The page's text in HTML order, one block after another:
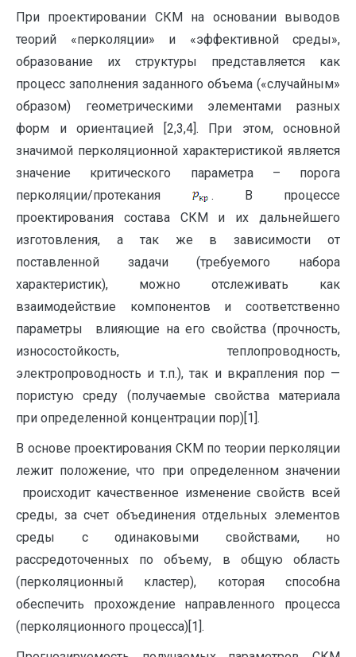
При проектировании СКМ на основании выводов
теорий «перколяции» и «эффективной среды»,
образование их структуры представляется как
процесс заполнения заданного объема («случайным»
образом) геометрическими элементами разных
форм и ориентацией [2,3,4]. При этом, основной
значимой перколяционной характеристикой является
значение критического параметра – порога
перколяции/протекания
. В процессе
проектирования состава СКМ и их дальнейшего
изготовления, а так же в зависимости от
поставленной задачи (требуемого набора
характеристик), можно отслеживать как
взаимодействие компонентов и соответственно
параметры влияющие на его свойства (прочность,
износостойкость, теплопроводность,
электропроводность и т.п.), так и вкрапления пор —
пористую среду (получаемые свойства материала
при определенной концентрации пор)[1].
В основе проектирования СКМ по теории перколяции
лежит положение, что при определенном значении
происходит качественное изменение свойств всей
среды, за счет объединения отдельных элементов
среды с одинаковыми свойствами, но
рассредоточенных по объему, в общую область
(перколяционный кластер), которая способна
обеспечить прохождение направленного процесса
(перколяционного процесса)[1].